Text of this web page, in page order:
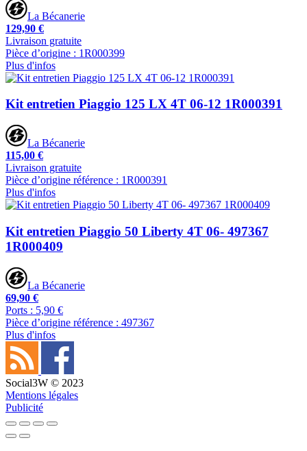
La Bécanerie
129,90 €
Livraison gratuite
Pièce d’origine : 1R000399
Plus d'infos
Kit entretien Piaggio 125 LX 4T 06-12 1R000391
La Bécanerie
115,00 €
Livraison gratuite
Pièce d’origine référence : 1R000391
Plus d'infos
Kit entretien Piaggio 50 Liberty 4T 06- 497367
1R000409
La Bécanerie
69,90 €
Ports : 5,90 €
Pièce d’origine référence : 497367
Plus d'infos
Social3W © 2023
Mentions légales
Publicité